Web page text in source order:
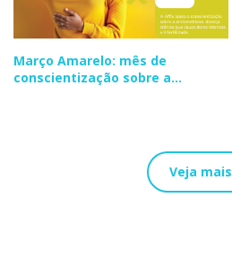
Março Amarelo: mês de
conscientização sobre a
Veja mais